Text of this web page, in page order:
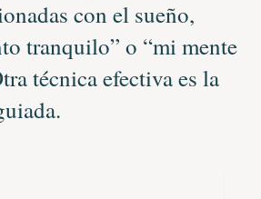
con el sueño,
tranquilo” o “mi mente
técnica efectiva es la